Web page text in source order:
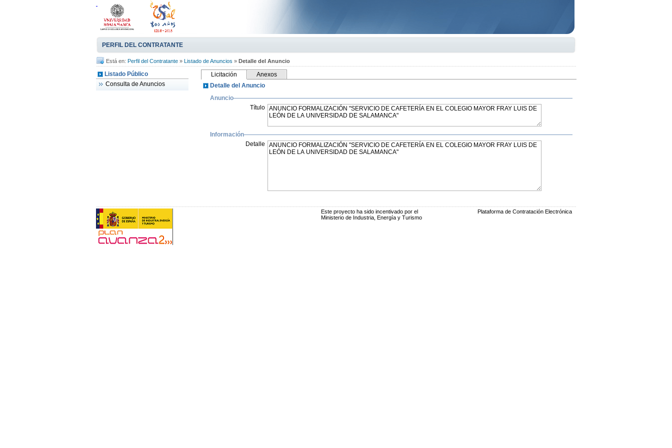
PERFIL DEL CONTRATANTE
Está en: Perfil del Contratante » Listado de Anuncios » Detalle del Anuncio
Listado Público
Consulta de Anuncios
Licitación
Anexos
Detalle del Anuncio
Anuncio
Título
Información
Detalle
Este proyecto ha sido incentivado por el
Ministerio de Industria, Energía y Turismo
Plataforma de Contratación Electrónica